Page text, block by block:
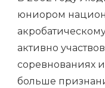
юниором
активно
соревнованиях
больше